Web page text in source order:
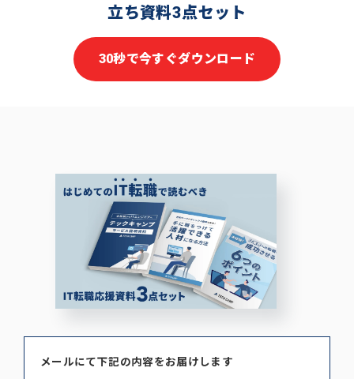
立ち資料3点セット
30秒で今すぐダウンロード
メールにて下記の内容をお届けします